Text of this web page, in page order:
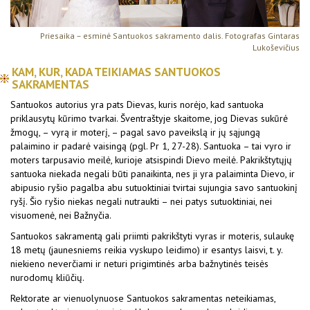
Priesaika – esminė Santuokos sakramento dalis. Fotografas Gintaras
Lukoševičius
KAM, KUR, KADA TEIKIAMAS SANTUOKOS
SAKRAMENTAS
Santuokos autorius yra pats Dievas, kuris norėjo, kad santuoka
priklausytų kūrimo tvarkai. Šventraštyje skaitome, jog Dievas sukūrė
žmogų, – vyrą ir moterį, – pagal savo paveikslą ir jų sąjungą
palaimino ir padarė vaisingą (pgl. Pr 1, 27-28). Santuoka – tai vyro ir
moters tarpusavio meilė, kurioje atsispindi Dievo meilė. Pakrikštytųjų
santuoka niekada negali būti panaikinta, nes ji yra palaiminta Dievo, ir
abipusio ryšio pagalba abu sutuoktiniai tvirtai sujungia savo santuokinį
ryšį. Šio ryšio niekas negali nutraukti – nei patys sutuoktiniai, nei
visuomenė, nei Bažnyčia.
Santuokos sakramentą gali priimti pakrikštyti vyras ir moteris, sulaukę
18 metų (jaunesniems reikia vyskupo leidimo) ir esantys laisvi, t. y.
niekieno neverčiami ir neturi prigimtinės arba bažnytinės teisės
nurodomų kliūčių.
Rektorate ar vienuolynuose Santuokos sakramentas neteikiamas,